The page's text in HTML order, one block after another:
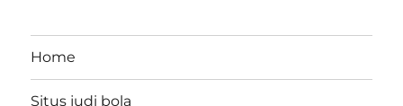
Home
Situs judi bola